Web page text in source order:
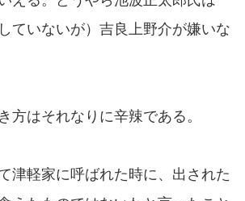
ていないが）吉良上野介が嫌いな
方はそれなりに辛辣である。
津軽家に呼ばれた時に、出された